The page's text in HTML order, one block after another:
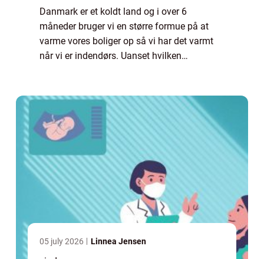
Danmark er et koldt land og i over 6
måneder bruger vi en større formue på at
varme vores boliger op så vi har det varmt
når vi er indendørs. Uanset hvilken
lidt...
05 july 2026 Linnea Jensen